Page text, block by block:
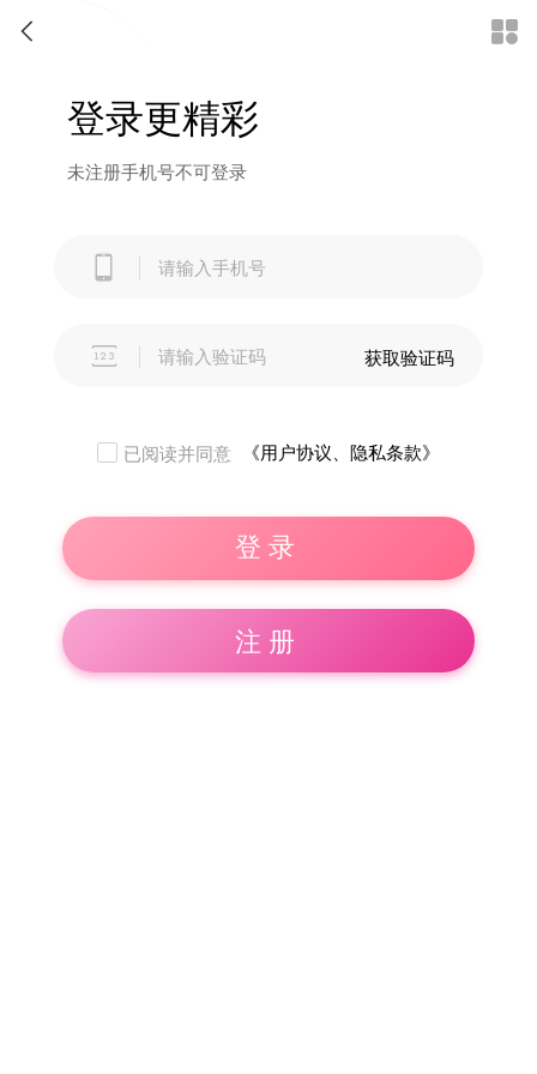

登录更精彩
未注册手机号不可登录
 获取验证码
已阅读并同意 《用户协议、隐私条款》
登录
注册
